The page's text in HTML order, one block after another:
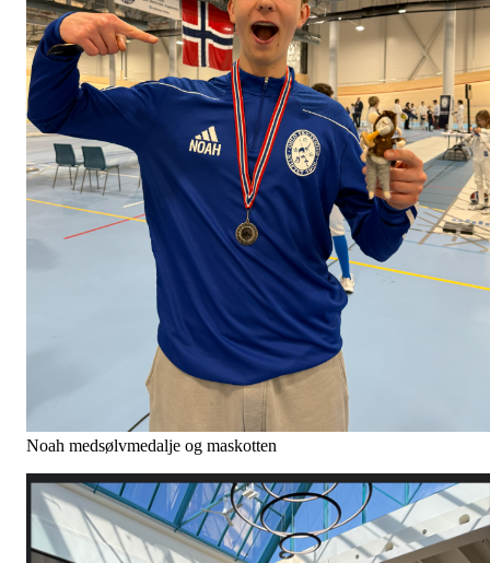
Noah medsølvmedalje og maskotten